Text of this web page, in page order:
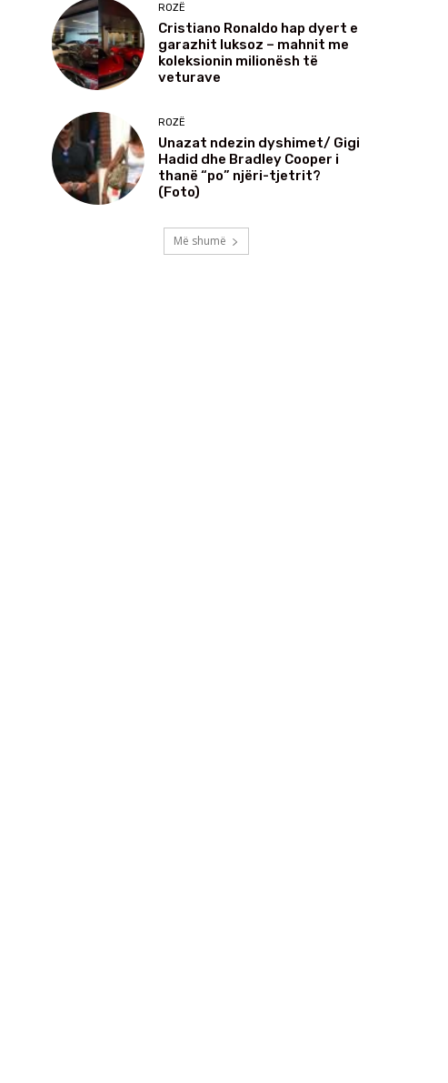
ROZË
Cristiano Ronaldo hap dyert e
garazhit luksoz – mahnit me
koleksionin milionësh të
veturave
ROZË
Unazat ndezin dyshimet/ Gigi
Hadid dhe Bradley Cooper i
thanë “po” njëri-tjetrit?
(Foto)
Më shumë